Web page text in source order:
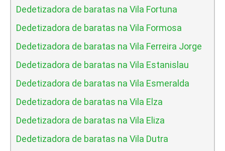
Dedetizadora de baratas na Vila Fortuna
Dedetizadora de baratas na Vila Formosa
Dedetizadora de baratas na Vila Ferreira Jorge
Dedetizadora de baratas na Vila Estanislau
Dedetizadora de baratas na Vila Esmeralda
Dedetizadora de baratas na Vila Elza
Dedetizadora de baratas na Vila Eliza
Dedetizadora de baratas na Vila Dutra